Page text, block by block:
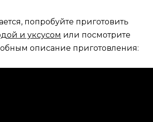
попробуйте приготовить
и уксусом или посмотрите
описание приготовления: